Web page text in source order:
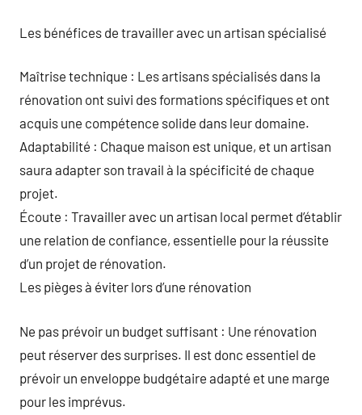
Les bénéfices de travailler avec un artisan spécialisé
Maîtrise technique : Les artisans spécialisés dans la
rénovation ont suivi des formations spécifiques et ont
acquis une compétence solide dans leur domaine.
Adaptabilité : Chaque maison est unique, et un artisan
saura adapter son travail à la spécificité de chaque
projet.
Écoute : Travailler avec un artisan local permet d’établir
une relation de confiance, essentielle pour la réussite
d’un projet de rénovation.
Les pièges à éviter lors d’une rénovation
Ne pas prévoir un budget suffisant : Une rénovation
peut réserver des surprises. Il est donc essentiel de
prévoir un enveloppe budgétaire adapté et une marge
pour les imprévus.